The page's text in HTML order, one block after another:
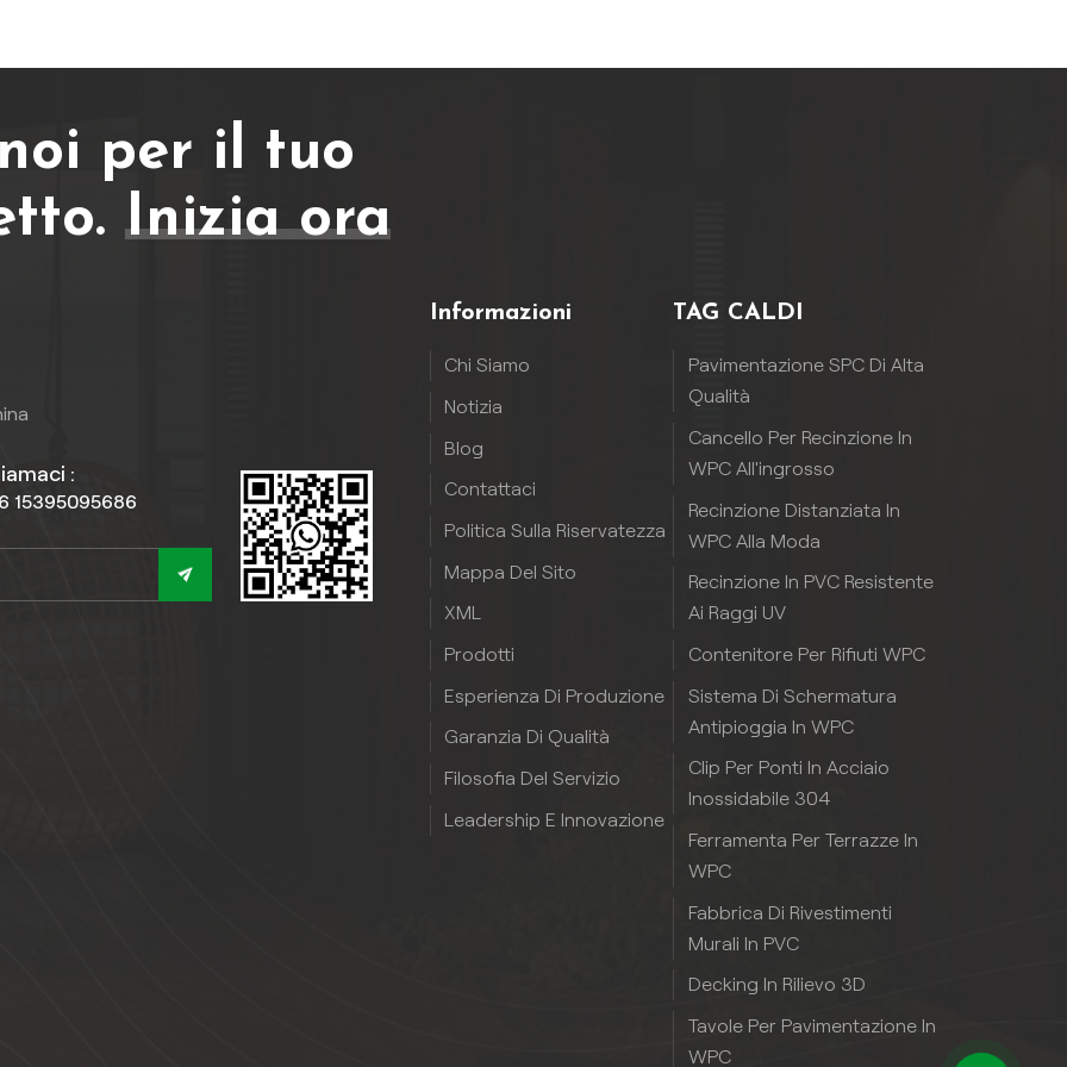
garantendo bellezza
terrazze a bordo piscina, dona
esterno. Vantandosiimpermeabile,Resistente
Edurevoleprestazioni, resiste
facilmente alla pioggia, al sole e
e una bassa manutenzione, una
rapida pulizia è tutto ciò che
serve per mantenerlopannello
murale in PVCmantenendosi
intatto per anni. Che tu stia
rinnovando un cortile
residenziale o un'area esterna
commerciale, il nostropannello
murale in PVC effetto
legnounisce fascino visivo,
praticità e convenienza per
valorizzare senza sforzo il tuo
spazio esterno.
per il tuo
Inizia ora
:
15395095686
Informazioni
Chi Siamo
Notizia
Blog
Contattaci
Politica Sulla Riservatezza
Mappa Del Sito
XML
Prodotti
Esperienza Di Produzione
Garanzia Di Qualità
Filosofia Del Servizio
Leadership E Innovazione
TAG CALDI
Pavimentazione SPC Di Alta
Qualità
Cancello Per Recinzione In
WPC All'ingrosso
Recinzione Distanziata In
WPC Alla Moda
Recinzione In PVC Resistente
Ai Raggi UV
Contenitore Per Rifiuti WPC
Sistema Di Schermatura
Antipioggia In WPC
Clip Per Ponti In Acciaio
Inossidabile 304
Ferramenta Per Terrazze In
WPC
Fabbrica Di Rivestimenti
Murali In PVC
Decking In Rilievo 3D
Tavole Per Pavimentazione In
WPC